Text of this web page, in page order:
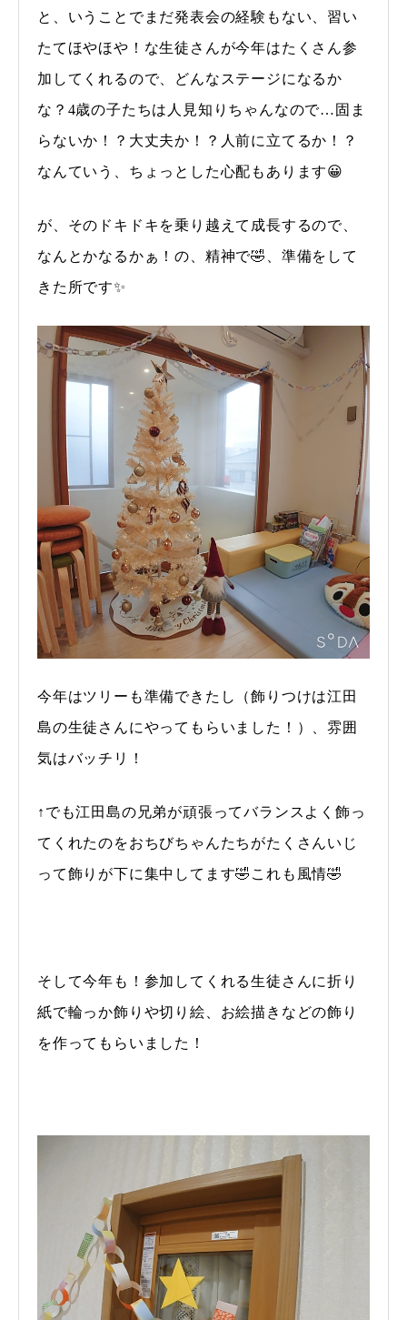
と、いうことでまだ発表会の経験もない、習い
たてほやほや！な生徒さんが今年はたくさん参
加してくれるので、どんなステージになるか
な？4歳の子たちは人見知りちゃんなので…固ま
らないか！？大丈夫か！？人前に立てるか！？
なんていう、ちょっとした心配もあります😀
が、そのドキドキを乗り越えて成長するので、
なんとかなるかぁ！の、精神で🤣、準備をして
きた所です✨
今年はツリーも準備できたし（飾りつけは江田
島の生徒さんにやってもらいました！）、雰囲
気はバッチリ！
↑でも江田島の兄弟が頑張ってバランスよく飾っ
てくれたのをおちびちゃんたちがたくさんいじ
って飾りが下に集中してます🤣これも風情🤣
そして今年も！参加してくれる生徒さんに折り
紙で輪っか飾りや切り絵、お絵描きなどの飾り
を作ってもらいました！